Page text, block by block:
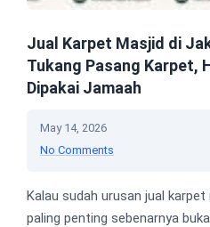
Jual Karpet Masjid di
Tukang Pasang Karpet,
Dipakai Jamaah
May 14, 2026
No Comments
Kalau sudah urusan jual
paling penting sebenarnya